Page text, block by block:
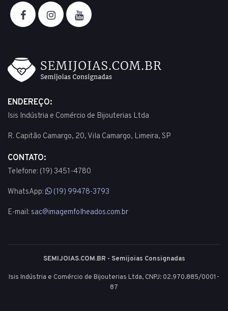
ENDEREÇO:
Isis Indústria e Comércio de Bijouterias Ltda
R. Capitão Camargo, 20, Vila Camargo, Limeira, SP
CONTATO:
Telefone: (19) 3451-4780
WhatsApp: (19) 99478-3793
E-mail: sac@imagemfolheados.com.br
SEMIJOIAS.COM.BR - Semijoias Consignadas
Isis Indústria e Comércio de Bijouterias Ltda, CNPJ: 02.970.885/0001-
87